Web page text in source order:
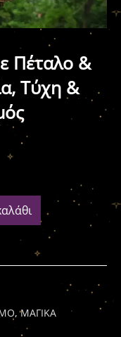
Πέταλο &
Τύχη &
,ΜΑΓΙΚΑ